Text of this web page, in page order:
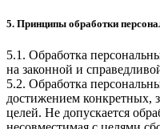
5. Принципы обработки
5.1. Обработка
на законной и
5.2. Обработка
достижением конкретных,
целей. Не допускается